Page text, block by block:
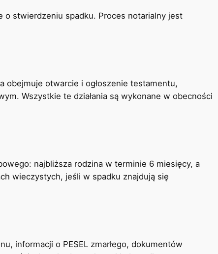
o stwierdzeniu spadku. Proces notarialny jest
obejmuje otwarcie i ogłoszenie testamentu,
Wszystkie te działania są wykonane w obecności
najbliższa rodzina w terminie 6 miesięcy, a
wieczystych, jeśli w spadku znajdują się
informacji o PESEL zmarłego, dokumentów